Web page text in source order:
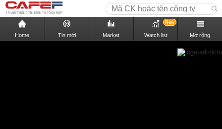
Home Tin mới Market Watch list
New
Mở rộng